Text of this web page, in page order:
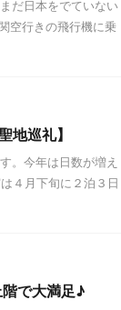
だ日本をでていない
空行きの飛行機に乗
巡礼】
。今年は日数が増え
４月下旬に２泊３日
で大満足♪